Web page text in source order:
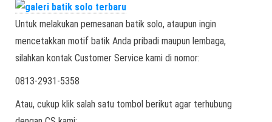
Untuk melakukan pemesanan batik solo, ataupun ingin
mencetakkan motif batik Anda pribadi maupun lembaga,
silahkan kontak Customer Service kami di nomor:
0813-2931-5358
Atau, cukup klik salah satu tombol berikut agar terhubung